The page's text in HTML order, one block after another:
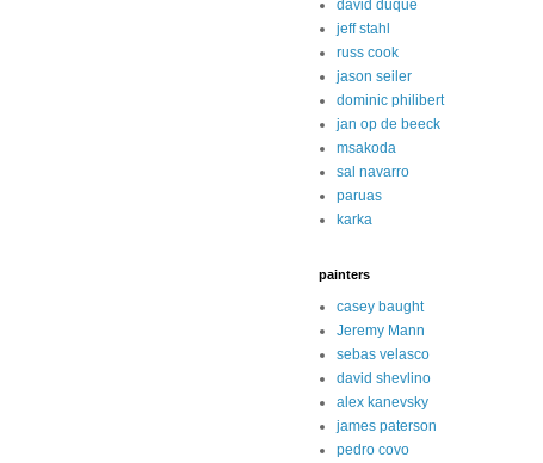
david duque
jeff stahl
russ cook
jason seiler
dominic philibert
jan op de beeck
msakoda
sal navarro
paruas
karka
painters
casey baught
Jeremy Mann
sebas velasco
david shevlino
alex kanevsky
james paterson
pedro covo